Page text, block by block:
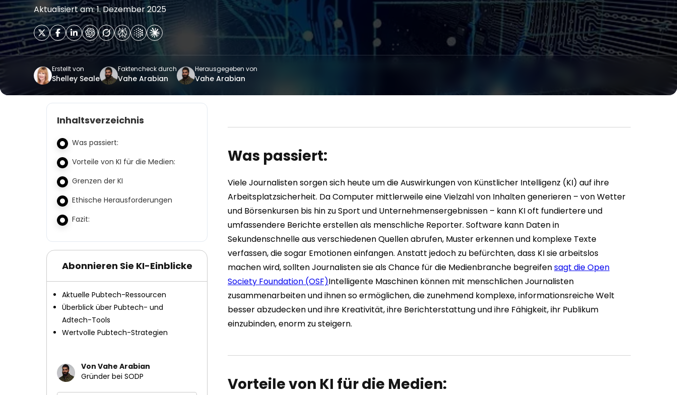
Aktualisiert am: 1. Dezember 2025
Erstellt von
Shelley Seale
Faktencheck durch
Vahe Arabian
Herausgegeben von
Vahe Arabian
Inhaltsverzeichnis
Was passiert:
Vorteile von KI für die Medien:
Grenzen der KI
Ethische Herausforderungen
Fazit:
Abonnieren Sie KI-Einblicke
Aktuelle Pubtech-Ressourcen
Überblick über Pubtech- und
Adtech-Tools
Wertvolle Pubtech-Strategien
Von Vahe Arabian
Gründer bei SODP
Was passiert:
Viele Journalisten sorgen sich heute um die Auswirkungen von Künstlicher Intelligenz (KI) auf ihre
Arbeitsplatzsicherheit. Da Computer mittlerweile eine Vielzahl von Inhalten generieren – von Wetter
und Börsenkursen bis hin zu Sport und Unternehmensergebnissen – kann KI oft fundiertere und
umfassendere Berichte erstellen als menschliche Reporter. Software kann Daten in
Sekundenschnelle aus verschiedenen Quellen abrufen, Muster erkennen und komplexe Texte
verfassen, die sogar Emotionen einfangen. Anstatt jedoch zu befürchten, dass KI sie arbeitslos
machen wird, sollten Journalisten sie als Chance für die Medienbranche begreifensagt die Open
Society Foundation (OSF)Intelligente Maschinen können mit menschlichen Journalisten
zusammenarbeiten und ihnen so ermöglichen, die zunehmend komplexe, informationsreiche Welt
besser abzudecken und ihre Kreativität, ihre Berichterstattung und ihre Fähigkeit, ihr Publikum
einzubinden, enorm zu steigern.
Vorteile von KI für die Medien: